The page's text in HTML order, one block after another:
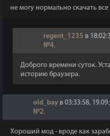
не могу нормально скачать
regent_1235 в
№4,
Доброго времени суток.
историю браузера.
old_bay в 03:33:58,
№2,
Хороший мод - вроде как